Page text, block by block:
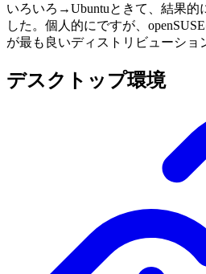
いろいろ→Ubuntuときて、結果的
した。個人的にですが、
が最も良いディストリビューショ
デスクトップ環境